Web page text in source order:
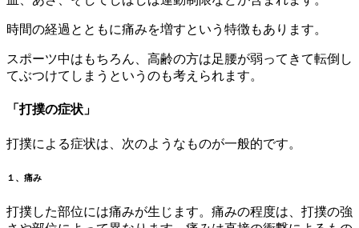
時間の経過とともに痛みを増すという特徴もあります。
スポーツ中はもちろん、高齢の方は足腰が弱ってきて転倒し
てぶつけてしまうというのも考えられます。
「打撲の症状」
打撲による症状は、次のようなものが一般的です。
１、痛み
打撲した部位には痛みが生じます。痛みの程度は、打撲の強